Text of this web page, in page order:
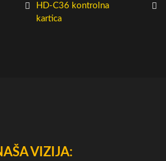
HD-C36 kontrolna
kartica
VIZIJA: